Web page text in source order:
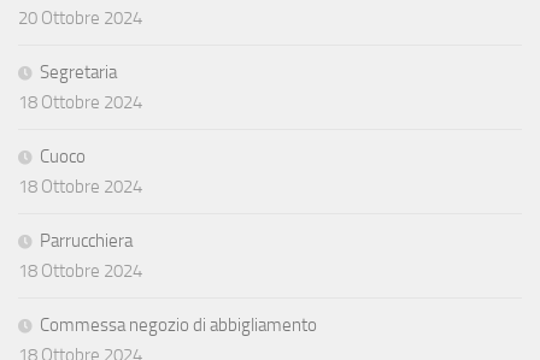
20 Ottobre 2024
Segretaria
18 Ottobre 2024
Cuoco
18 Ottobre 2024
Parrucchiera
18 Ottobre 2024
Commessa negozio di abbigliamento
18 Ottobre 2024